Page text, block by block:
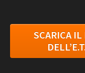
SCARICA